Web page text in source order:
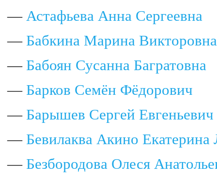
— Астафьева Анна Сергеевна
— Бабкина Марина Викторовна
— Бабоян Сусанна Багратовна
— Барков Семён Фёдорович
— Барышев Сергей Евгеньевич
— Бевилаква Акино Екатерина
— Безбородова Олеся